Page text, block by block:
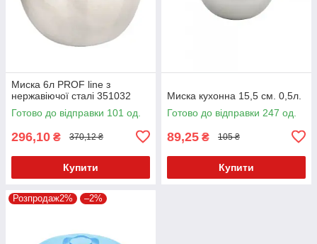
Миска 6л PROF line з
нержавіючої сталі 351032
Готово до відправки 101 од.
296,10 ₴ 370,12 ₴
Купити
Миска кухонна 15,5 см. 0,5л.
Готово до відправки 247 од.
89,25 ₴ 105 ₴
Купити
Розпродаж2% –2%